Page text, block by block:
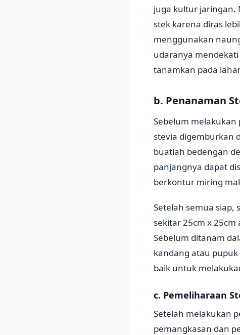
juga kultur jaringan.
stek karena diras
menggunakan
udaranya
tanamkan pada
b. Penanaman
Sebelum
stevia digemburkan
buatlah bedengan
panjangnya dapat
berkontur miring
Setelah semua
sekitar 25cm x
Sebelum ditanam
kandang atau
baik untuk
c. Pemeliharaan
Setelah melakukan
pemangkasan dan